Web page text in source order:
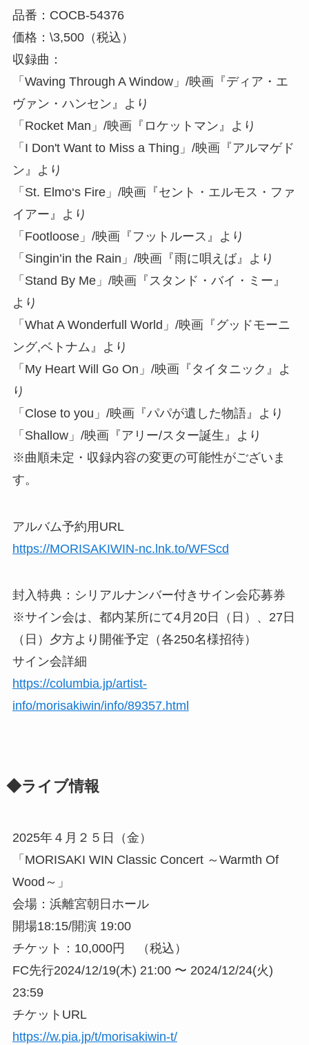
品番：COCB-54376
価格：\3,500（税込）
収録曲：
「Waving Through A Window」/映画『ディア・エ
ヴァン・ハンセン』より
「Rocket Man」/映画『ロケットマン』より
「I Don't Want to Miss a Thing」/映画『アルマゲド
ン』より
「St. Elmo‘s Fire」/映画『セント・エルモス・ファ
イアー』より
「Footloose」/映画『フットルース』より
「Singin’in the Rain」/映画『雨に唄えば』より
「Stand By Me」/映画『スタンド・バイ・ミー』
より
「What A Wonderfull World」/映画『グッドモーニ
ング,ベトナム』より
「My Heart Will Go On」/映画『タイタニック』よ
り
「Close to you」/映画『パパが遺した物語』より
「Shallow」/映画『アリー/スター誕生』より
※曲順未定・収録内容の変更の可能性がございま
す。
アルバム予約用URL
https://MORISAKIWIN-nc.lnk.to/WFScd
封入特典：シリアルナンバー付きサイン会応募券
※サイン会は、都内某所にて4月20日（日）、27日
（日）夕方より開催予定（各250名様招待）
サイン会詳細
https://columbia.jp/artist-
info/morisakiwin/info/89357.html
◆ライブ情報
2025年４月２５日（金）
「MORISAKI WIN Classic Concert ～Warmth Of
Wood～」
会場：浜離宮朝日ホール
開場18:15/開演 19:00
チケット：10,000円 （税込）
FC先行2024/12/19(木) 21:00 〜 2024/12/24(火)
23:59
チケットURL
https://w.pia.jp/t/morisakiwin-t/